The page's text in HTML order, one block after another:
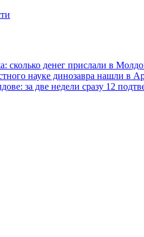
сколько денег прислали в
науке динозавра нашли в
за две недели сразу 12